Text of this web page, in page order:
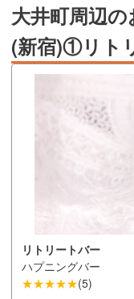
大井町周辺
(新宿)①リト
リトリートバー
ハプニングバー
★★★★★(5)